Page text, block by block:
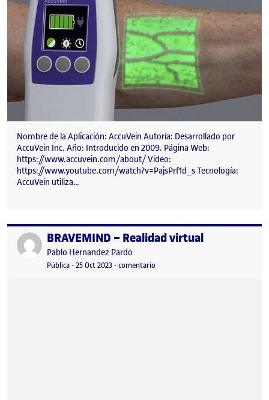
Nombre de la Aplicación: AccuVein Autoría: Desarrollado por
AccuVein Inc. Año: Introducido en 2009. Página Web:
https://www.accuvein.com/about/ Video:
https://www.youtube.com/watch?v=PajsPrf1d_s Tecnología:
AccuVein utiliza…
Publicado porBRAVEMIND – Realidad virtual
Publicado por
Pablo Hernandez Pardo
Visibilidad:
Pública-Fecha de publicación
25 Oct 2023-comentario